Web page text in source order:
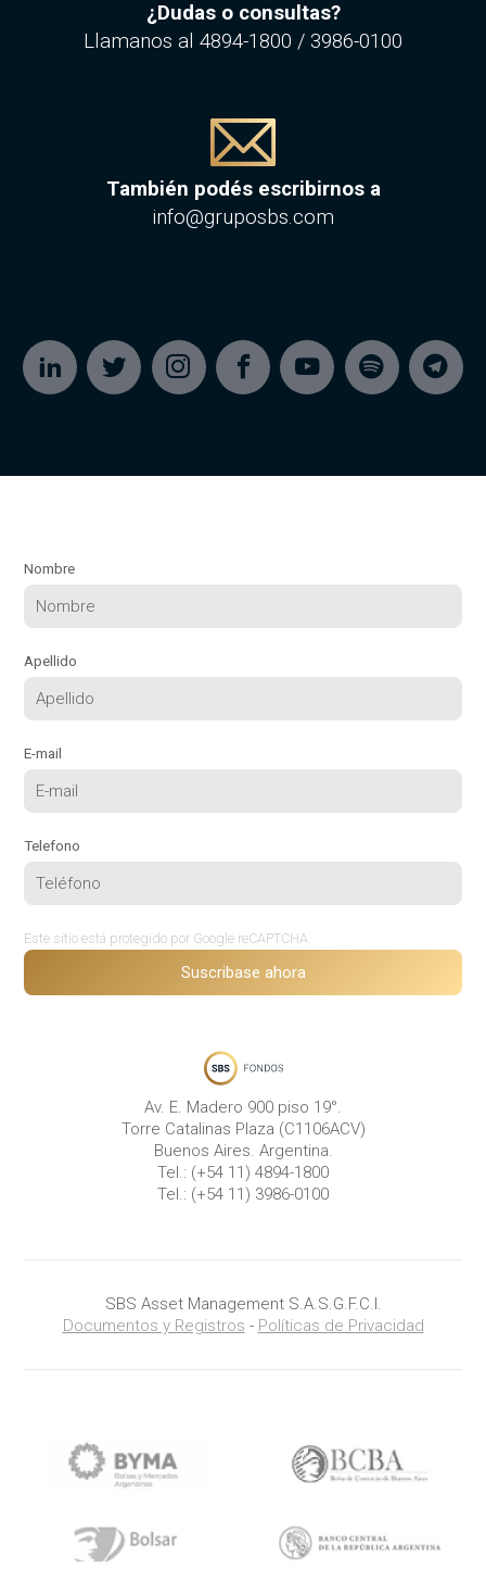
¿Dudas o consultas?
Llamanos al 4894-1800 / 3986-0100
También podés escribirnos a
info@gruposbs.com
Nombre
Apellido
E-mail
Telefono
Este sitio está protegido por Google reCAPTCHA.
Suscribase ahora
Av. E. Madero 900 piso 19°.
Torre Catalinas Plaza (C1106ACV)
Buenos Aires. Argentina.
Tel.: (+54 11) 4894-1800
Tel.: (+54 11) 3986-0100
SBS Asset Management S.A.S.G.F.C.I.
Documentos y Registros - Políticas de Privacidad